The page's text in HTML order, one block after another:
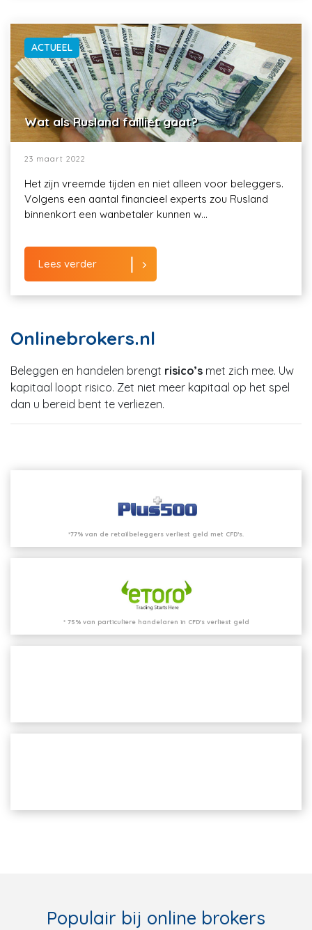
ACTUEEL
Wat als Rusland failliet gaat?
23 maart 2022
Het zijn vreemde tijden en niet alleen voor beleggers.
Volgens een aantal financieel experts zou Rusland
binnenkort een wanbetaler kunnen w...
Lees verder
Onlinebrokers.nl
Beleggen en handelen brengt risico’s met zich mee. Uw
kapitaal loopt risico. Zet niet meer kapitaal op het spel
dan u bereid bent te verliezen.
*77% van de retailbeleggers verliest geld met CFD’s.
* 75% van particuliere handelaren in CFD's verliest geld
Populair bij online brokers